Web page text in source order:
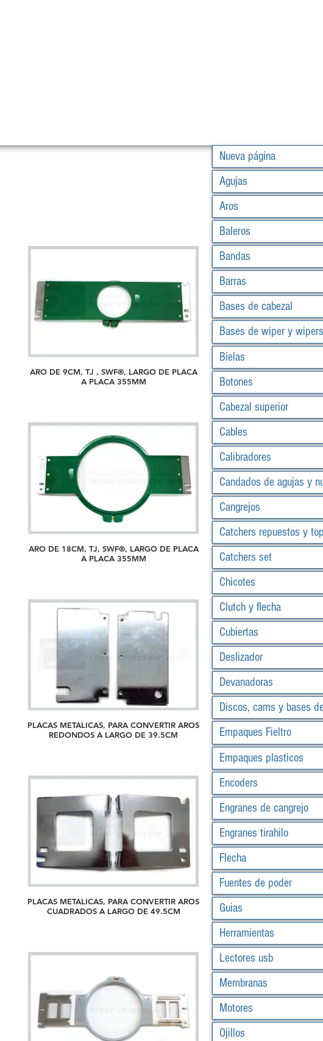
ARO DE 9CM, TJ , SWF®, LARGO DE PLACA
A PLACA 355MM
ARO DE 18CM, TJ, SWF®, LARGO DE PLACA
A PLACA 355MM
PLACAS METALICAS, PARA CONVERTIR AROS
REDONDOS A LARGO DE 39.5CM
PLACAS METALICAS, PARA CONVERTIR AROS
CUADRADOS A LARGO DE 49.5CM
Nueva página
Agujas
Aros
Baleros
Bandas
Barras
Bases de cabezal
Bases de wiper y wipers
Bielas
Botones
Cabezal superior
Cables
Calibradores
Candados de agujas y
Cangrejos
Catchers repuestos y
Catchers set
Chicotes
Clutch y flecha
Cubiertas
Deslizador
Devanadoras
Discos, cams y bases
Empaques Fieltro
Empaques plasticos
Encoders
Engranes de cangrejo
Engranes tirahilo
Flecha
Fuentes de poder
Guias
Herramientas
Lectores usb
Membranas
Motores
Ojillos